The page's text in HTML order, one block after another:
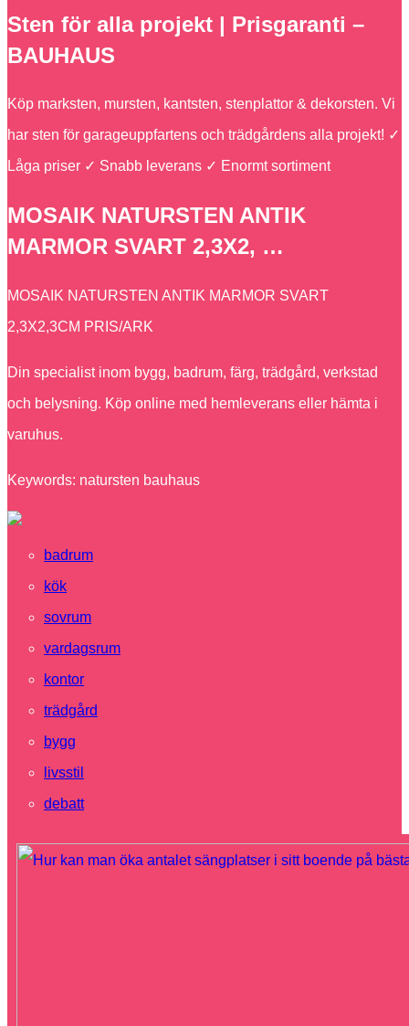
Sten för alla projekt | Prisgaranti –
BAUHAUS
Köp marksten, mursten, kantsten, stenplattor & dekorsten. Vi
har sten för garageuppfartens och trädgårdens alla projekt! ✓
Låga priser ✓ Snabb leverans ✓ Enormt sortiment
MOSAIK NATURSTEN ANTIK
MARMOR SVART 2,3X2, …
MOSAIK NATURSTEN ANTIK MARMOR SVART
2,3X2,3CM PRIS/ARK
Din specialist inom bygg, badrum, färg, trädgård, verkstad
och belysning. Köp online med hemleverans eller hämta i
varuhus.
Keywords: natursten bauhaus
badrum
kök
sovrum
vardagsrum
kontor
trädgård
bygg
livsstil
debatt